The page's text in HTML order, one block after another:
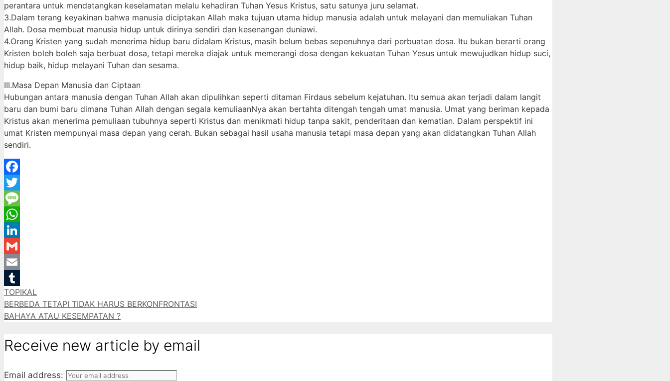
perantara untuk mendatangkan keselamatan melalu kehadiran Tuhan Yesus Kristus, satu satunya juru selamat.
3.Dalam terang keyakinan bahwa manusia diciptakan Allah maka tujuan utama hidup manusia adalah untuk melayani dan memuliakan Tuhan
Allah. Dosa membuat manusia hidup untuk dirinya sendiri dan kesenangan duniawi.
4.Orang Kristen yang sudah menerima hidup baru didalam Kristus, masih belum bebas sepenuhnya dari perbuatan dosa. Itu bukan berarti orang
Kristen boleh boleh saja berbuat dosa, tetapi mereka diajak untuk memerangi dosa dengan kekuatan Tuhan Yesus untuk mewujudkan hidup suci,
hidup baik, hidup melayani Tuhan dan sesama.
III.Masa Depan Manusia dan Ciptaan
Hubungan antara manusia dengan Tuhan Allah akan dipulihkan seperti ditaman Firdaus sebelum kejatuhan. Itu semua akan terjadi dalam langit
baru dan bumi baru dimana Tuhan Allah dengan segala kemuliaanNya akan bertahta ditengah tengah umat manusia. Umat yang beriman kepada
Kristus akan menerima pemuliaan tubuhnya seperti Kristus dan menikmati hidup tanpa sakit, penderitaan dan kematian. Dalam perspektif ini
umat Kristen mempunyai masa depan yang cerah. Bukan sebagai hasil usaha manusia tetapi masa depan yang akan didatangkan Tuhan Allah
sendiri.
Facebook
Twitter
Message
WhatsApp
LinkedIn
Gmail
Email
Tumblr
Categories
TOPIKAL
BERBEDA TETAPI TIDAK HARUS BERKONFRONTASI
BAHAYA ATAU KESEMPATAN ?
Receive new article by email
Email address: